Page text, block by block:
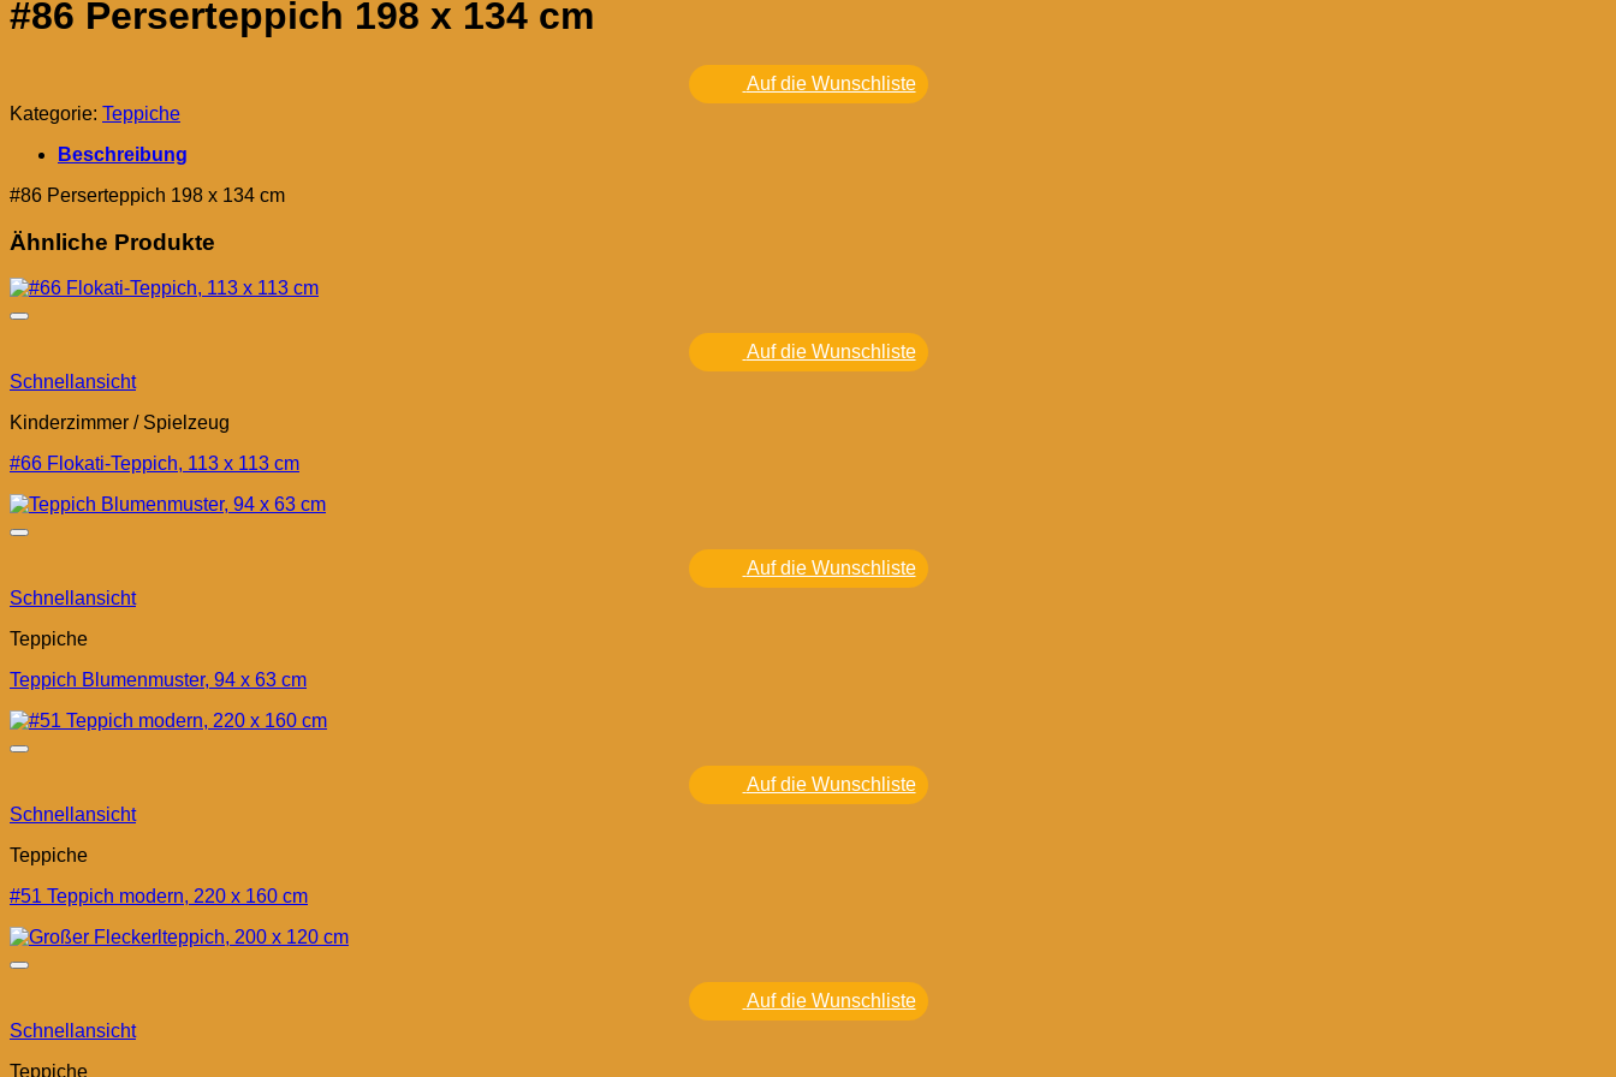
#86 Perserteppich 198 x 134 cm
Auf die Wunschliste
Kategorie: Teppiche
Beschreibung
#86 Perserteppich 198 x 134 cm
Ähnliche Produkte
Auf die Wunschliste
Schnellansicht
Kinderzimmer / Spielzeug
#66 Flokati-Teppich, 113 x 113 cm
Auf die Wunschliste
Schnellansicht
Teppiche
Teppich Blumenmuster, 94 x 63 cm
Auf die Wunschliste
Schnellansicht
Teppiche
#51 Teppich modern, 220 x 160 cm
Auf die Wunschliste
Schnellansicht
Teppiche